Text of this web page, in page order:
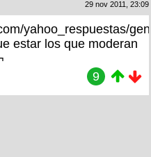
29 nov 2011, 23:09
yahoo_respuestas/
estar los que moderan
9